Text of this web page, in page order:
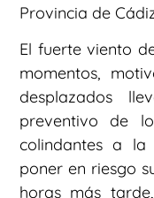
Provincia de
El fuerte viento
momentos,
desplazados
preventivo de
colindantes a
poner en riesgo
horas más